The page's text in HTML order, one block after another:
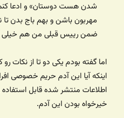
شدن هست دوستان» و ادعا
مهربون باشن و بهم باج بدن
ضمن رییس قبلی من هم خیلی
اما گفته بودم یکی دو تا از نکات
اینکه آیا این آدم حریم خصوصی
اطلاعات منتشر شده قابل
خیرخواه بودن این آدم.